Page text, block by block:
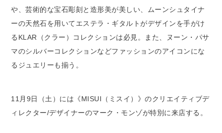
や、芸術的な宝石彫刻と造形美が美しい、ムーンシュタイナ
ーの天然石を用いてエステラ・ギタルトがデザインを手がけ
るKLAR（クラー）コレクションは必見。また、ヌーン・パサ
マのシルバーコレクションなどファッションのアイコンにな
るジュエリーも揃う。
11月9日（土）には《MISUI（ミスイ）》のクリエイティブデ
ィレクター/デザイナーのマーク・モンゾが特別に来店する。